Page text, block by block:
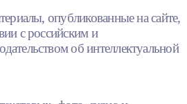
опубликованные на сайте,
с российским и
об интеллектуальной